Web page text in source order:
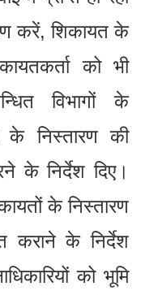
करें, शिकायत के
को भी
विभागों के
के निस्तारण की
के निर्देश दिए।
के निस्तारण
कराने के निर्देश
को भूमि